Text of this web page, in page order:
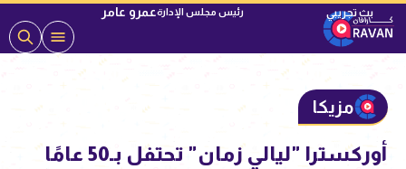
رئيس مجلس الإدارةعمرو عامر
مزيكا
أوركسترا "ليالي زمان" تحتفل بـ50 عامًا